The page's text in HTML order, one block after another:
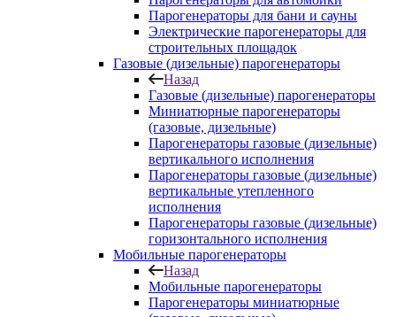
Парогенераторы для бани и сауны
Электрические парогенераторы для
строительных площадок
Газовые (дизельные) парогенераторы
Назад
Газовые (дизельные) парогенераторы
Миниатюрные парогенераторы
(газовые, дизельные)
Парогенераторы газовые (дизельные)
вертикального исполнения
Парогенераторы газовые (дизельные)
вертикальные утепленного
исполнения
Парогенераторы газовые (дизельные)
горизонтального исполнения
Мобильные парогенераторы
Назад
Мобильные парогенераторы
Парогенераторы миниатюрные